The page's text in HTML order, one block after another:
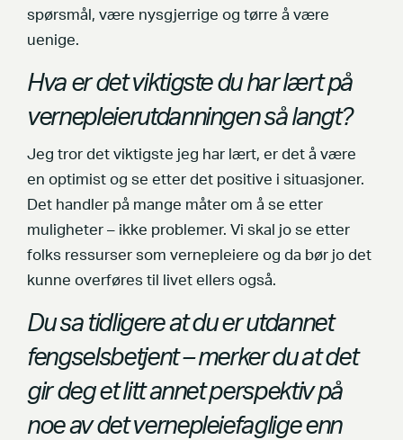
spørsmål, være nysgjerrige og tørre å være
uenige.
Hva er det viktigste du har lært på
vernepleierutdanningen så langt?
Jeg tror det viktigste jeg har lært, er det å være
en optimist og se etter det positive i situasjoner.
Det handler på mange måter om å se etter
muligheter – ikke problemer. Vi skal jo se etter
folks ressurser som vernepleiere og da bør jo det
kunne overføres til livet ellers også.
Du sa tidligere at du er utdannet
fengselsbetjent – merker du at det
gir deg et litt annet perspektiv på
noe av det vernepleiefaglige enn